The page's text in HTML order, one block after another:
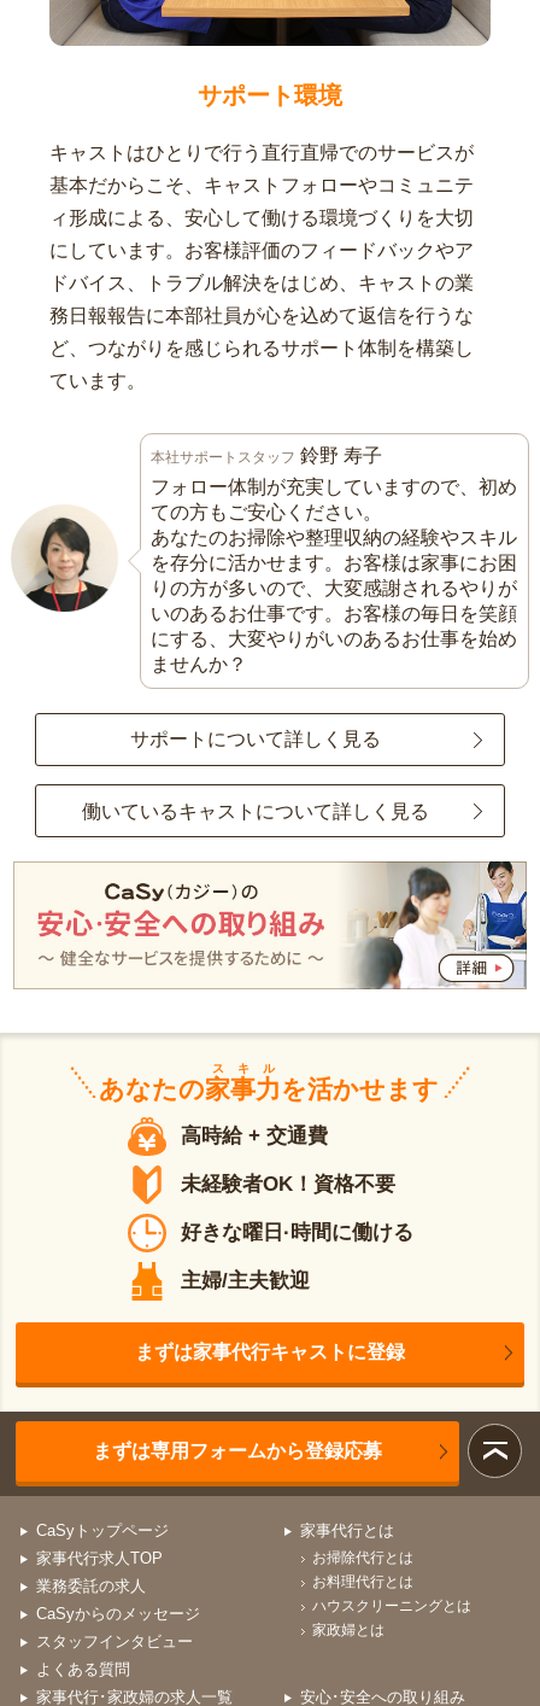
サポート環境
キャストはひとりで行う直行直帰でのサービスが
基本だからこそ、キャストフォローやコミュニテ
ィ形成による、安心して働ける環境づくりを大切
にしています。お客様評価のフィードバックやア
ドバイス、トラブル解決をはじめ、キャストの業
務日報報告に本部社員が心を込めて返信を行うな
ど、つながりを感じられるサポート体制を構築し
ています。
本社サポートスタッフ 鈴野 寿子
フォロー体制が充実していますので、初め
ての方もご安心ください。
あなたのお掃除や整理収納の経験やスキル
を存分に活かせます。お客様は家事にお困
りの方が多いので、大変感謝されるやりが
いのあるお仕事です。お客様の毎日を笑顔
にする、大変やりがいのあるお仕事を始め
ませんか？
サポートについて詳しく見る
働いているキャストについて詳しく見る
あなたの家事力
スキル
を活かせます
高時給 + 交通費
未経験者OK！資格不要
好きな曜日·時間に働ける
主婦/主夫歓迎
まずは家事代行キャストに登録
まずは専用フォームから登録応募
CaSyトップページ
家事代行求人TOP
業務委託の求人
CaSyからのメッセージ
スタッフインタビュー
よくある質問
家事代行とは
お掃除代行とは
お料理代行とは
ハウスクリーニングとは
家政婦とは
家事代行･家政婦の求人一覧 安心･安全への取り組み